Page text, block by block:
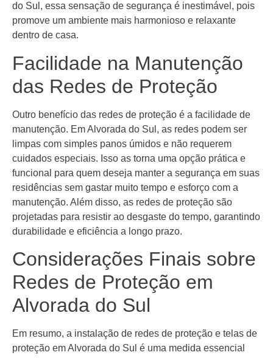
do Sul, essa sensação de segurança é inestimável, pois
promove um ambiente mais harmonioso e relaxante
dentro de casa.
Facilidade na Manutenção
das Redes de Proteção
Outro benefício das redes de proteção é a facilidade de
manutenção. Em Alvorada do Sul, as redes podem ser
limpas com simples panos úmidos e não requerem
cuidados especiais. Isso as torna uma opção prática e
funcional para quem deseja manter a segurança em suas
residências sem gastar muito tempo e esforço com a
manutenção. Além disso, as redes de proteção são
projetadas para resistir ao desgaste do tempo, garantindo
durabilidade e eficiência a longo prazo.
Considerações Finais sobre
Redes de Proteção em
Alvorada do Sul
Em resumo, a instalação de redes de proteção e telas de
proteção em Alvorada do Sul é uma medida essencial